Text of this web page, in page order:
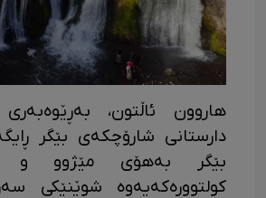
هاروون ئاڵتون،
دارستانی شارۆچکەی بێگر
بێگر بەهۆی مێژوو
کولتوورەکەیەوە شوێنێکی